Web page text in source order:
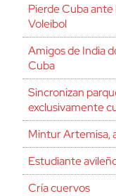
Pierde Cuba
Voleibol
Amigos de India
Cuba
Sincronizan
exclusivamente
Mintur Artemisa,
Estudiante
Cría cuervos